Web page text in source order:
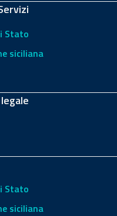
Stato
siciliana
Stato
siciliana